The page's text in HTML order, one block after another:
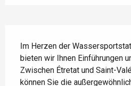
Im Herzen der
bieten wir Ihnen Einführungen
Zwischen Étretat und Saint-
können Sie die